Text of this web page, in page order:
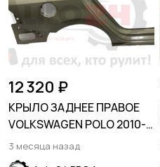
12 320 ₽
КРЫЛО ЗАДНЕЕ ПРАВОЕ
VOLKSWAGEN POLO 2010-
2020 (SDN RUS)
3 месяца назад